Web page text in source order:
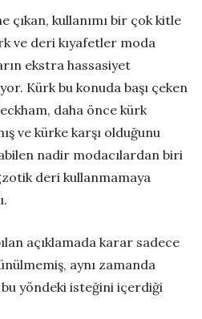
çıkan, kullanımı bir çok kitle
ve deri kıyafetler moda
ekstra hassasiyet
Kürk bu konuda başı çeken
daha önce kürk
ve kürke karşı olduğunu
nadir modacılardan biri
deri kullanmamaya
açıklamada karar sadece
aynı zamanda
yöndeki isteğini içerdiği